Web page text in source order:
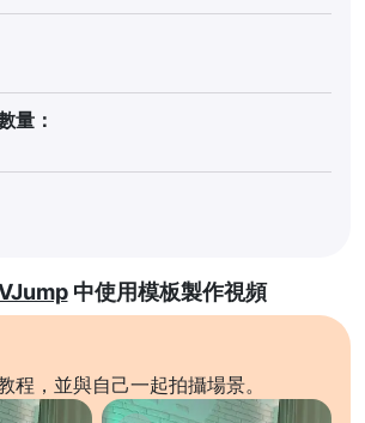
量：
中使用模板製作視頻
程，並與自己一起拍攝場景。